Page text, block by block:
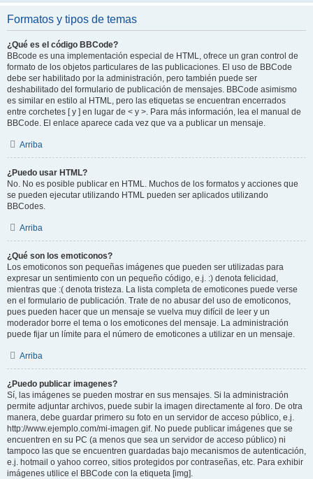
Formatos y tipos de temas
¿Qué es el código BBCode?
BBcode es una implementación especial de HTML, ofrece un gran control de
formato de los objetos particulares de las publicaciones. El uso de BBCode
debe ser habilitado por la administración, pero también puede ser
deshabilitado del formulario de publicación de mensajes. BBCode asimismo
es similar en estilo al HTML, pero las etiquetas se encuentran encerrados
entre corchetes [ y ] en lugar de < y >. Para más información, lea el manual de
BBCode. El enlace aparece cada vez que va a publicar un mensaje.
Arriba
¿Puedo usar HTML?
No. No es posible publicar en HTML. Muchos de los formatos y acciones que
se pueden ejecutar utilizando HTML pueden ser aplicados utilizando
BBCodes.
Arriba
¿Qué son los emoticonos?
Los emoticonos son pequeñas imágenes que pueden ser utilizadas para
expresar un sentimiento con un pequeño código, e.j. :) denota felicidad,
mientras que :( denota tristeza. La lista completa de emoticones puede verse
en el formulario de publicación. Trate de no abusar del uso de emoticonos,
pues pueden hacer que un mensaje se vuelva muy difícil de leer y un
moderador borre el tema o los emoticones del mensaje. La administración
puede fijar un límite para el número de emoticones a utilizar en un mensaje.
Arriba
¿Puedo publicar imagenes?
Sí, las imágenes se pueden mostrar en sus mensajes. Si la administración
permite adjuntar archivos, puede subir la imagen directamente al foro. De otra
manera, debe guardar primero su foto en un servidor de acceso público, e.j.
http://www.ejemplo.com/mi-imagen.gif. No puede publicar imágenes que se
encuentren en su PC (a menos que sea un servidor de acceso público) ni
tampoco las que se encuentren guardadas bajo mecanismos de autenticación,
e.j. hotmail o yahoo correo, sitios protegidos por contraseñas, etc. Para exhibir
imágenes utilice el BBCode con la etiqueta [img].